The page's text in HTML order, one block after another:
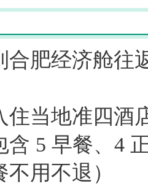
合肥经济舱往
住当地准四酒
含 5 早餐、4
用不退）